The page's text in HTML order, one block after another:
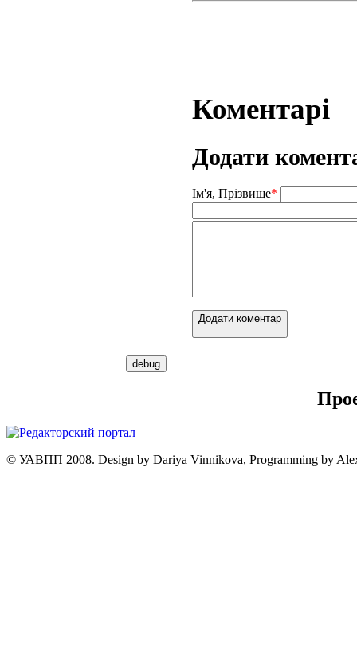
Коментарі
Додати
Ім'я, Прізвище*
Додати коментар
© УАВПП 2008. Design by Dariya Vinnikova, Programming by